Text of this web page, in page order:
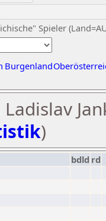
Spieler
Burgenland
)
bdld rd